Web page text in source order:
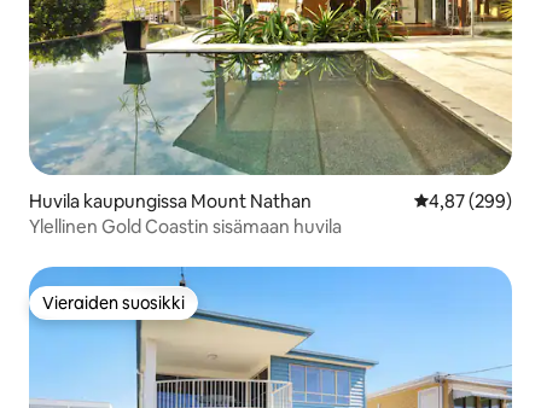
Huvila kaupungissa Mount Nathan
4,87 (299)
Ylellinen Gold Coastin sisämaan huvila
Vieraiden suosikki
Vieraiden suosikki